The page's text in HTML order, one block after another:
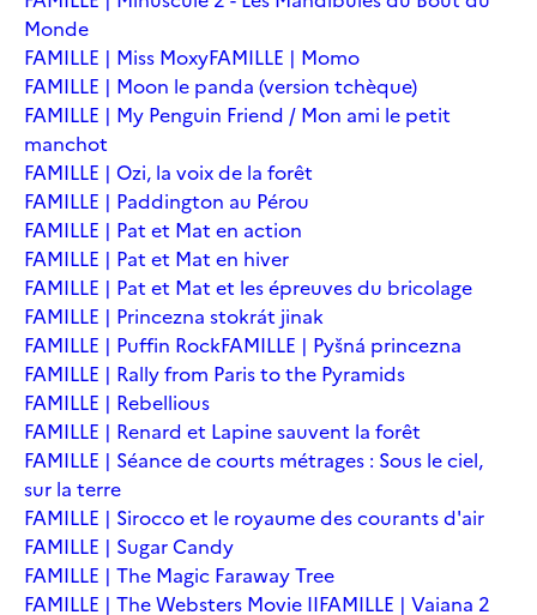
Monde
FAMILLE | Miss MoxyFAMILLE | Momo
FAMILLE | Moon le panda (version tchèque)
FAMILLE | My Penguin Friend / Mon ami le petit
manchot
FAMILLE | Ozi, la voix de la forêt
FAMILLE | Paddington au Pérou
FAMILLE | Pat et Mat en action
FAMILLE | Pat et Mat en hiver
FAMILLE | Pat et Mat et les épreuves du bricolage
FAMILLE | Princezna stokrát jinak
FAMILLE | Puffin RockFAMILLE | Pyšná princezna
FAMILLE | Rally from Paris to the Pyramids
FAMILLE | Rebellious
FAMILLE | Renard et Lapine sauvent la forêt
FAMILLE | Séance de courts métrages : Sous le ciel,
sur la terre
FAMILLE | Sirocco et le royaume des courants d'air
FAMILLE | Sugar Candy
FAMILLE | The Magic Faraway Tree
FAMILLE | The Websters Movie IIFAMILLE | Vaiana 2